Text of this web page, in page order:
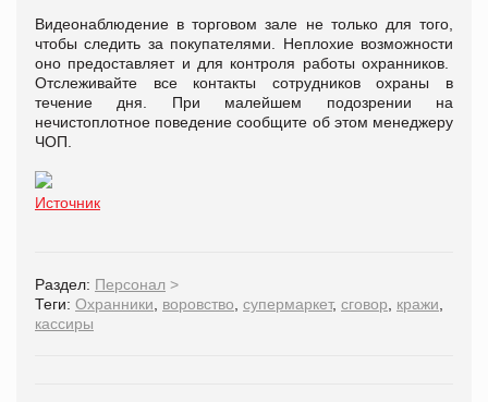
Видеонаблюдение в торговом зале не только для того,
чтобы следить за покупателями. Неплохие возможности
оно предоставляет и для контроля работы охранников.
Отслеживайте все контакты сотрудников охраны в
течение дня. При малейшем подозрении на
нечистоплотное поведение сообщите об этом менеджеру
ЧОП.
Источник
Раздел: Персонал >
Теги: Охранники воровство супермаркет, сговор кражи
кассиры